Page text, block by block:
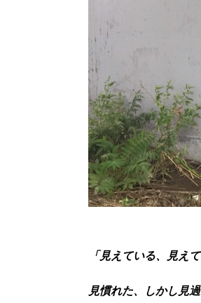
「見えている、見え
見慣れた、しかし見